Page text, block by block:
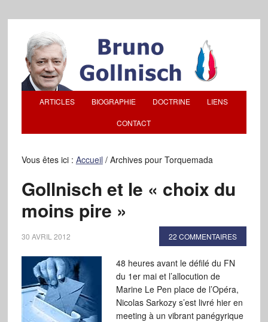
ARTICLES BIOGRAPHIE DOCTRINE LIENS
CONTACT
Vous êtes ici : Accueil /Archives pour Torquemada
Gollnisch et le « choix du
moins pire »
30 AVRIL 2012 22 COMMENTAIRES
48 heures avant le défilé du FN
du 1er mai et l’allocution de
Marine Le Pen place de l’Opéra,
Nicolas Sarkozy s’est livré hier en
meeting à un vibrant panégyrique